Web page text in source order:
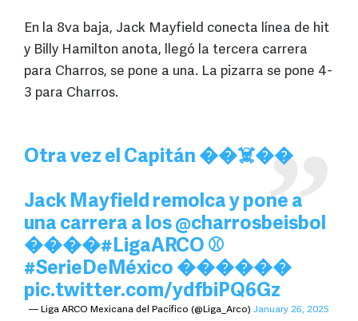
En la 8va baja, Jack Mayfield conecta línea de hit
y Billy Hamilton anota, llegó la tercera carrera
para Charros, se pone a una. La pizarra se pone 4-
3 para Charros.
Otra vez el Capitán ��☠️��
Jack Mayfield remolca y pone a
una carrera a los @charrosbeisbol
����#LigaARCO ⚾
#SerieDeMéxico ������
pic.twitter.com/ydfbiPQ6Gz
— Liga ARCO Mexicana del Pacífico (@Liga_Arco) January 26, 2025